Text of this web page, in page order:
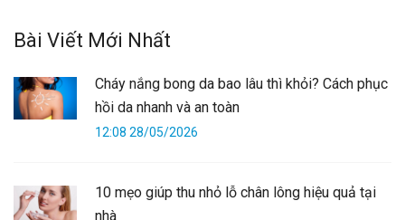
Bài Viết Mới Nhất
Cháy nắng bong da bao lâu thì khỏi? Cách phục
hồi da nhanh và an toàn
12:08 28/05/2026
10 mẹo giúp thu nhỏ lỗ chân lông hiệu quả tại
nhà